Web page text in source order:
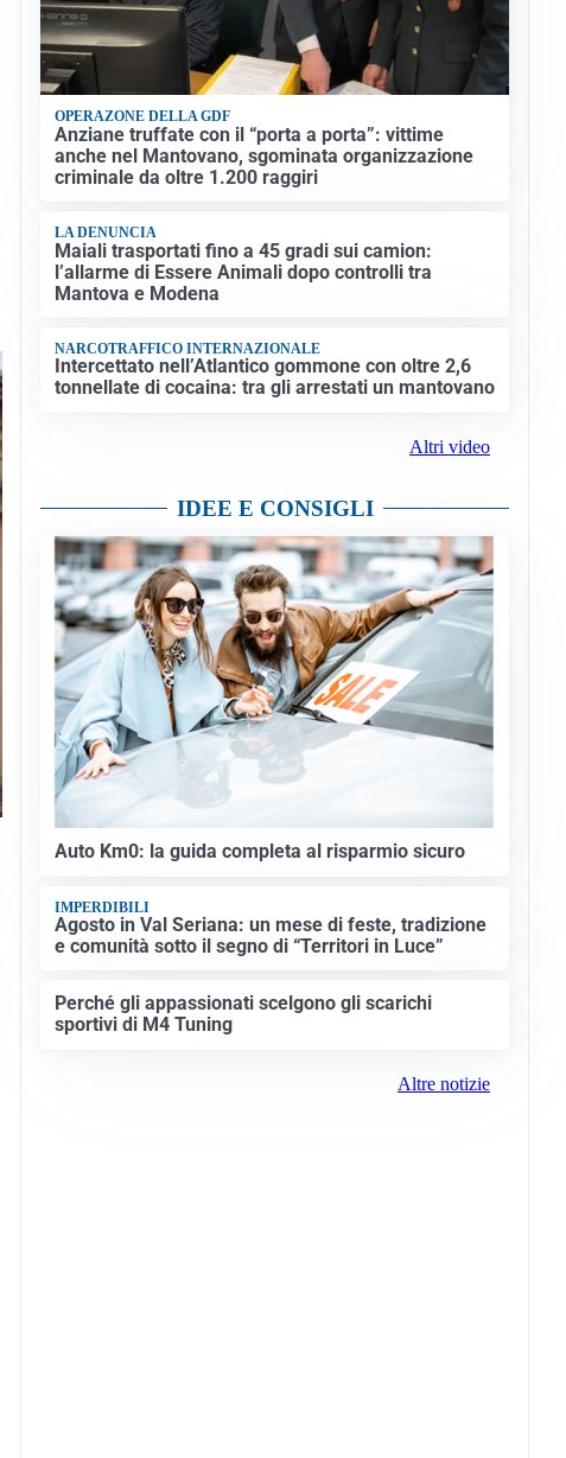
OPERAZONE DELLA GDF
Anziane truffate con il “porta a porta”: vittime
anche nel Mantovano, sgominata organizzazione
criminale da oltre 1.200 raggiri
LA DENUNCIA
Maiali trasportati fino a 45 gradi sui camion:
l’allarme di Essere Animali dopo controlli tra
Mantova e Modena
NARCOTRAFFICO INTERNAZIONALE
Intercettato nell’Atlantico gommone con oltre 2,6
tonnellate di cocaina: tra gli arrestati un mantovano
Altri video
IDEE E CONSIGLI
Auto Km0: la guida completa al risparmio sicuro
IMPERDIBILI
Agosto in Val Seriana: un mese di feste, tradizione
e comunità sotto il segno di “Territori in Luce”
Perché gli appassionati scelgono gli scarichi
sportivi di M4 Tuning
Altre notizie